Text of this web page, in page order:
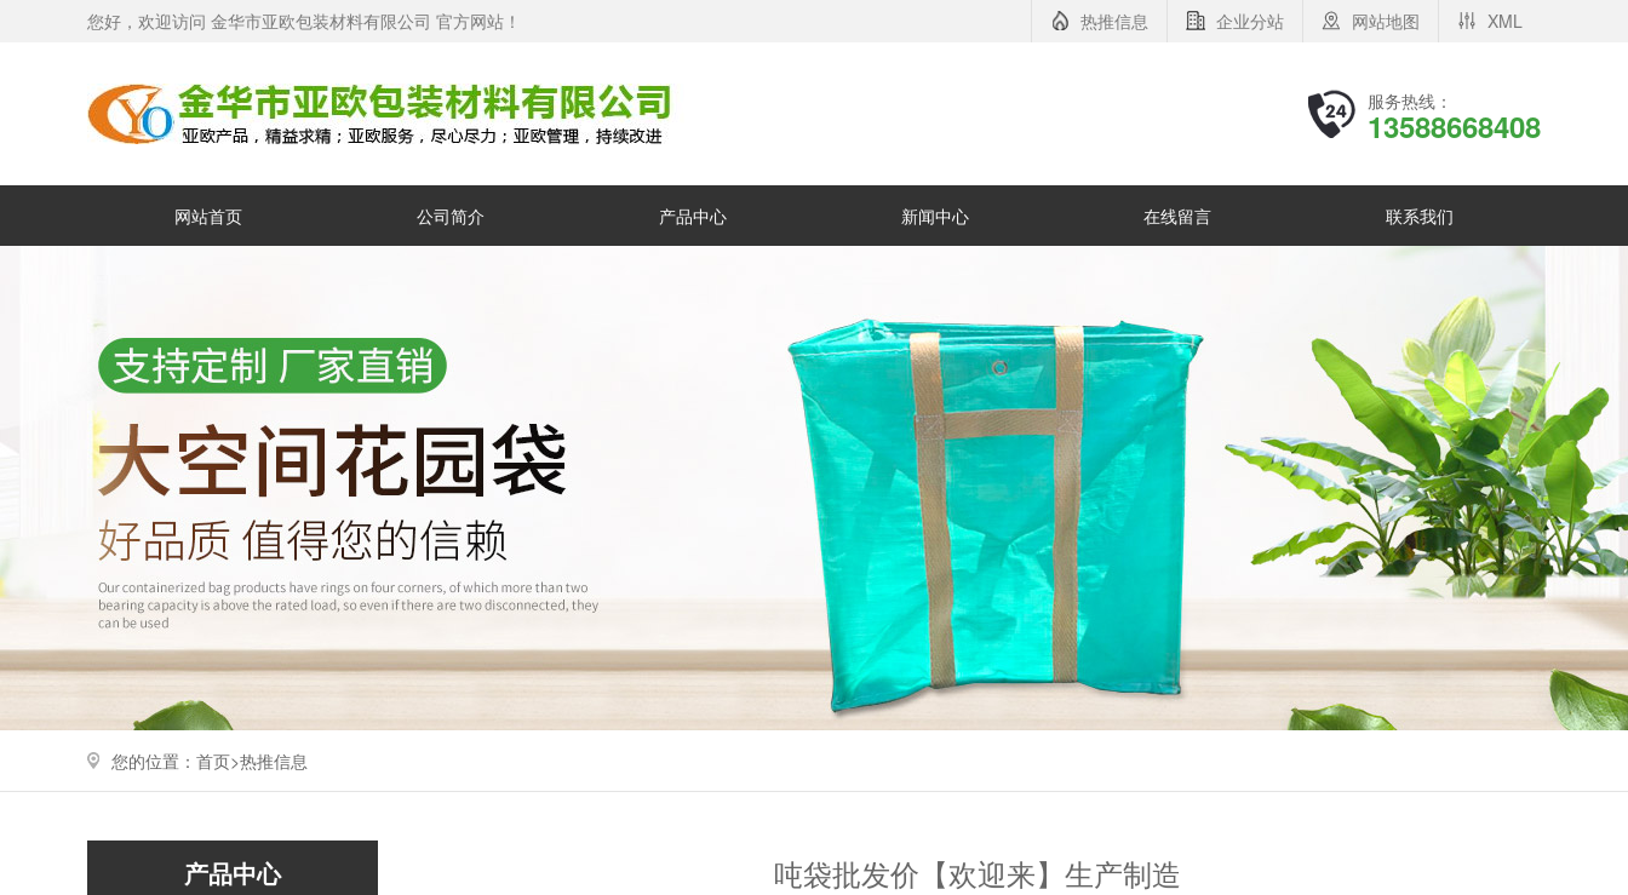
您好，欢迎访问 金华市亚欧包装材料有限公司 官方网站！ XML
网站地图
企业分站
热推信息
服务热线：
13588668408
网站首页 公司简介 产品中心 新闻中心 在线留言 联系我们
您的位置： 首页>热推信息
产品中心 吨袋批发价【欢迎来】生产制造